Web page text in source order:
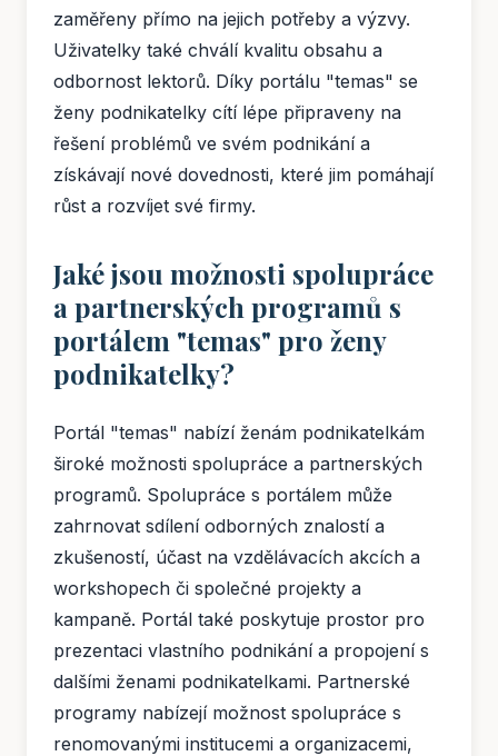
zaměřeny přímo na jejich potřeby a výzvy.
Uživatelky také chválí kvalitu obsahu a
odbornost lektorů. Díky portálu "temas" se
ženy podnikatelky cítí lépe připraveny na
řešení problémů ve svém podnikání a
získávají nové dovednosti, které jim pomáhají
růst a rozvíjet své firmy.
Jaké jsou možnosti spolupráce
a partnerských programů s
portálem "temas" pro ženy
podnikatelky?
Portál "temas" nabízí ženám podnikatelkám
široké možnosti spolupráce a partnerských
programů. Spolupráce s portálem může
zahrnovat sdílení odborných znalostí a
zkušeností, účast na vzdělávacích akcích a
workshopech či společné projekty a
kampaně. Portál také poskytuje prostor pro
prezentaci vlastního podnikání a propojení s
dalšími ženami podnikatelkami. Partnerské
programy nabízejí možnost spolupráce s
renomovanými institucemi a organizacemi,